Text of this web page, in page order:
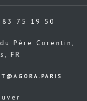
75 19 50
Père Corentin,
FR